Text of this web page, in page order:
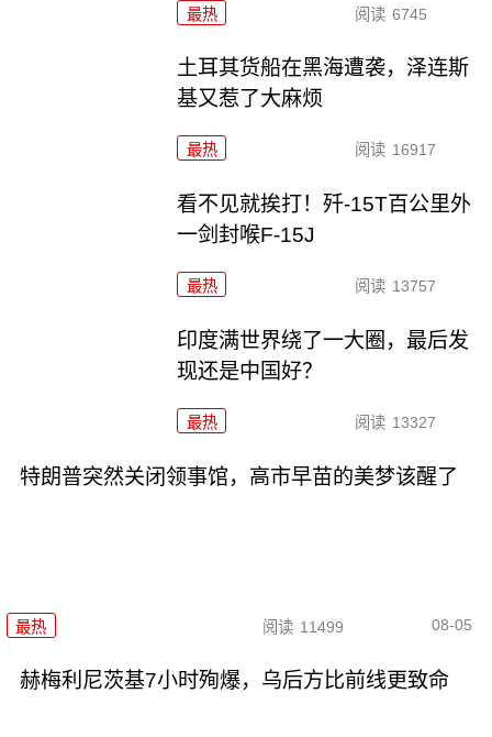
最热 阅读 6745
土耳其货船在黑海遭袭，泽连斯
基又惹了大麻烦
最热 阅读 16917
看不见就挨打！歼-15T百公里外
一剑封喉F-15J
最热 阅读 13757
印度满世界绕了一大圈，最后发
现还是中国好？
最热 阅读 13327
特朗普突然关闭领事馆，高市早苗的美梦该醒了
最热 阅读 11499 08-05
赫梅利尼茨基7小时殉爆，乌后方比前线更致命